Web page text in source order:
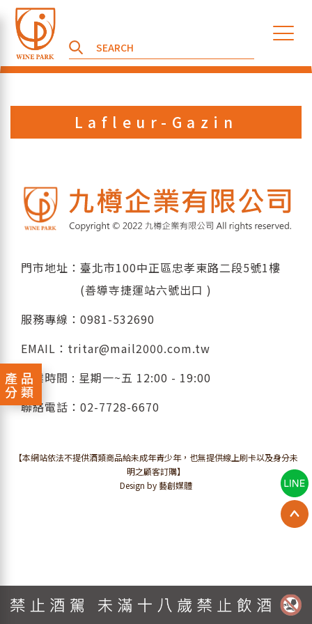
產品
分類
Lafleur-Gazin
門市地址：臺北市100中正區忠孝東路二段5號1樓
(善導寺捷運站六號出口 )
服務專線： 0981-532690
EMAIL： tritar@mail2000.com.tw
營業時間 : 星期一~五 12:00 - 19:00
聯絡電話： 02-7728-6670
【本網站依法不提供酒類商品給未成年青少年，也無提供線上刷卡以及身分未
明之顧客訂購】
Design by 藝創媒體